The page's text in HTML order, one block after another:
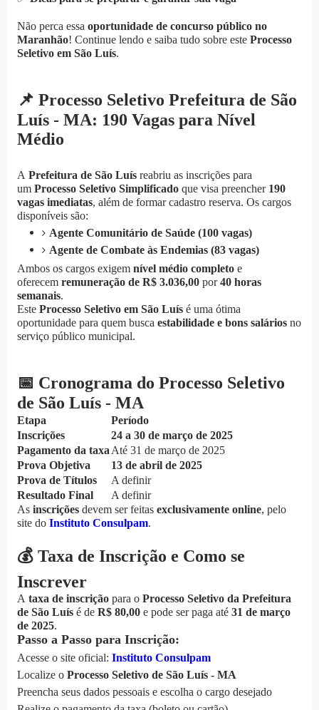
Não perca essa oportunidade de concurso público no
Maranhão! Continue lendo e saiba tudo sobre este Processo
Seletivo em São Luís.
📌 Processo Seletivo Prefeitura de São
Luís - MA: 190 Vagas para Nível
Médio
A Prefeitura de São Luísreabriu as inscrições para
um Processo Seletivo Simplificadoque visa preencher 190
vagas imediatas, além de formar cadastro reserva. Os cargos
disponíveis são:
Agente Comunitário de Saúde (100 vagas)
Agente de Combate às Endemias (83 vagas)
Ambos os cargos exigem nível médio completoe
oferecem remuneração de R$ 3.036,00por40 horas
semanais.
Este Processo Seletivo em São Luísé uma ótima
oportunidade para quem busca estabilidade e bons saláriosno
serviço público municipal.
📅 Cronograma do Processo Seletivo
de São Luís - MA
Etapa
Período
Inscrições
24 a 30 de março de 2025
Pagamento da taxa Até 31 de março de 2025
Prova Objetiva
13 de abril de 2025
Prova de Títulos
A definir
Resultado Final
A definir
As inscriçõesdevem ser feitas exclusivamente online, pelo
site do Instituto Consulpam.
💰Taxa de Inscrição e Como se
Inscrever
A taxa de inscriçãopara o Processo Seletivo da Prefeitura
de São Luísé de R$ 80,00e pode ser paga até 31 de março
de 2025.
Passo a Passo para Inscrição:
Acesse o site oficial: Instituto Consulpam
Localize o Processo Seletivo de São Luís - MA
Preencha seus dados pessoais e escolha o cargo desejado